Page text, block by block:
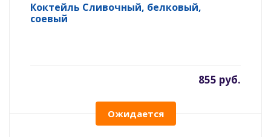
Коктейль Сливочный, белковый,
соевый
855 руб.
Ожидается